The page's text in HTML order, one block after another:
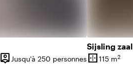
person_pin
Capacité
Jusqu'à 250 personnes
Sijsling zaal
border_outer
Superficie
115 m2